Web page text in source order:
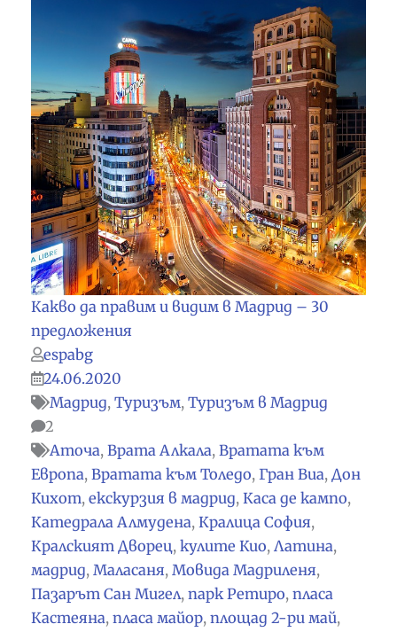
Какво да правим и видим в Мадрид – 30
предложения
espabg
24.06.2020
Мадрид, Туризъм, Туризъм в Мадрид
2
Аточа, Врата Алкала, Вратата към
Европа, Вратата към Толедо, Гран Виа, Дон
Кихот, екскурзия в мадрид, Каса де кампо,
Катедрала Алмудена, Кралица София,
Кралският Дворец, кулите Кио, Латина,
мадрид, Маласаня, Мовида Мадриленя,
Пазарът Сан Мигел, парк Ретиро, пласа
Кастеяна, пласа майор, площад 2-ри май,